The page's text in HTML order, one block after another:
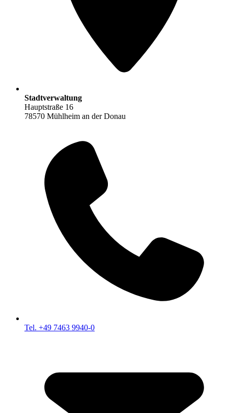
Stadtverwaltung
Hauptstraße 16
78570 Mühlheim an der Donau
Tel. +49 7463 9940-0